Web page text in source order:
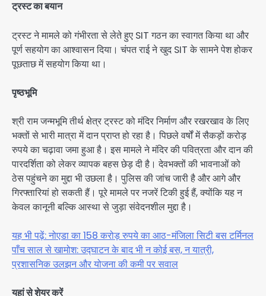
ट्रस्ट का बयान
ट्रस्ट ने मामले को गंभीरता से लेते हुए SIT गठन का स्वागत किया था और
पूर्ण सहयोग का आश्वासन दिया। चंपत राई ने खुद SIT के सामने पेश होकर
पूछताछ में सहयोग किया था।
पृष्ठभूमि
श्री राम जन्मभूमि तीर्थ क्षेत्र ट्रस्ट को मंदिर निर्माण और रखरखाव के लिए
भक्तों से भारी मात्रा में दान प्राप्त हो रहा है। पिछले वर्षों में सैकड़ों करोड़
रुपये का चढ़ावा जमा हुआ है। इस मामले ने मंदिर की पवित्रता और दान की
पारदर्शिता को लेकर व्यापक बहस छेड़ दी है। देवभक्तों की भावनाओं को
ठेस पहुंचने का मुद्दा भी उछला है। पुलिस की जांच जारी है और आगे और
गिरफ्तारियां हो सकती हैं। पूरे मामले पर नजरें टिकी हुई हैं, क्योंकि यह न
केवल कानूनी बल्कि आस्था से जुड़ा संवेदनशील मुद्दा है।
यह भी पढ़ें: नोएडा का 158 करोड़ रुपये का आठ-मंजिला सिटी बस टर्मिनल
पाँच साल से खामोश: उद्घाटन के बाद भी न कोई बस, न यात्री,
प्रशासनिक उलझन और योजना की कमी पर सवाल
यहां से शेयर करें